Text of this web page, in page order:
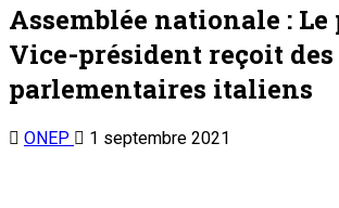
Assemblée nationale :
Vice-président reçoit des
parlementaires italiens
ONEP 1 septembre 2021